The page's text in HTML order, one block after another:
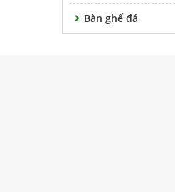
Bàn ghế đá